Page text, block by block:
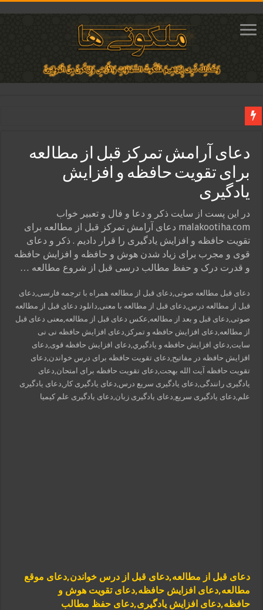
ختم آیات ۲ و ۳ سوره طلاق برای افزایش رزق و روزی | روش ختم، متن آیات و فضیلت
آیات قرآنی برای استجابت دعا و آسان شدن کارها و برآورده شدن حاجت
قویترین ذکر استجابت دعا و حاجت روایی | ذکر اسماء الحسنی برآورده شدن حاجت
دعای افزایش رزق و روزی و ثروتمند شدن | متن دعا و اذکار مجرب
دعای آرامش تمرکز قبل از مطالعه
برای تقویت حافظه و افزایش
یادگیری
در این پست از سایت ذکر و دعا و فال و تعبیر خواب
malakootiha.com دعای آرامش تمرکز قبل از مطالعه برای
تقویت حافظه و افزایش یادگیری را قرار دادیم . ذکر و دعای
قوی و مجرب برای زیاد شدن هوش و حافظه و افزایش حافظه
و قدرت درک و حفظ مطالب درسی قبل از شروع مطالعه …
دعای قبل مطالعه صوتی,دعای قبل از مطالعه همراه با ترجمه فارسی,دعای
قبل از مطالعه درس,دعای قبل از مطالعه با معنی,دانلود دعای قبل از مطالعه
صوتی,دعای قبل و بعد از مطالعه,عکس دعای قبل از مطالعه,معنی دعای قبل
از مطالعه,دعای افزایش حافظه و تمرکز,دعای افزایش حافظه نی نی
سایت,دعاي افزايش حافظه و يادگيري,دعای افزایش حافظه قوی,دعای
افزایش حافظه در مفاتیح,دعای تقویت حافظه برای درس خواندن,دعای
تقویت حافظه آیت الله بهجت,دعای تقویت حافظه برای امتحان,دعای
یادگیری رانندگی,دعای یادگیری سریع درس,دعای یادگیری کار,دعای یادگیری
علم,دعای یادگیری سریع,دعای یادگیری زبان,دعای یادگیری علم کیمیا
دعای قبل از مطالعه,دعای قبل از درس خواندن,دعای موقع
مطالعه,دعای افزایش حافظه,دعای تقویت هوش و
حافظه,دعای افزایش یادگیری,دعای حفظ مطالب